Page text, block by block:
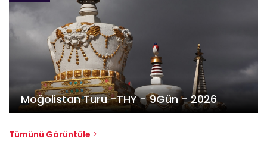
Moğolistan Turu -THY - 9Gün - 2026
Tümünü Görüntüle